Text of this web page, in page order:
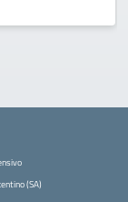
(SA)
iniziale della scuola